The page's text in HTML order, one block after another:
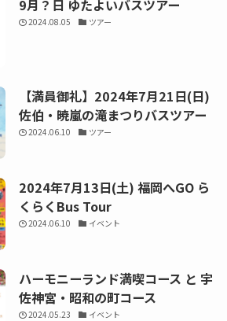
9月？日 ゆたよいバスツアー
2024.08.05 ツアー
【満員御礼】2024年7月21日(日)
佐伯・暁嵐の滝まつりバスツアー
2024.06.10 ツアー
2024年7月13日(土) 福岡へGO ら
くらくBus Tour
2024.06.10 イベント
ハーモニーランド満喫コース と 宇
佐神宮・昭和の町コース
2024.05.23 イベント